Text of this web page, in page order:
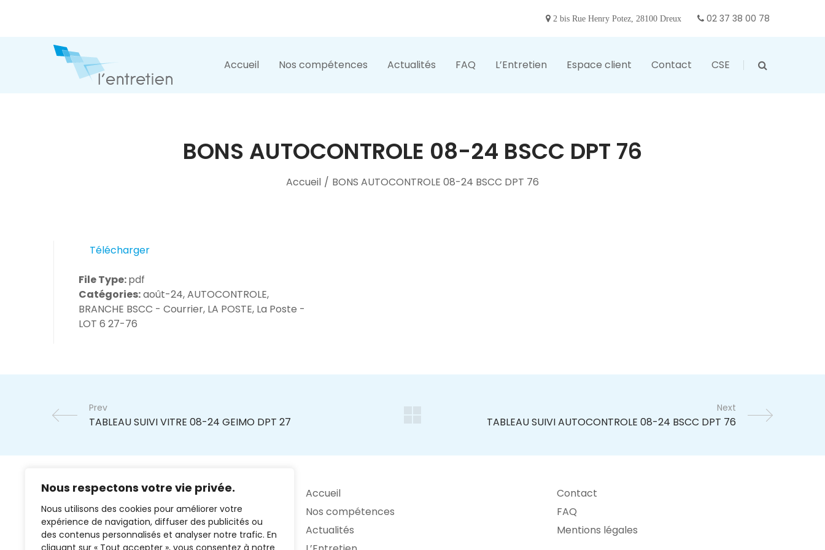
Nous respectons votre vie privée.
Nous utilisons des cookies pour améliorer votre
expérience de navigation, diffuser des publicités ou
des contenus personnalisés et analyser notre trafic. En
cliquant sur « Tout accepter », vous consentez à notre
2 bis Rue Henry Potez, 28100 Dreux 02 37 38 00 78
Accueil Nos compétences Actualités FAQ L’Entretien Espace client Contact CSE
BONS AUTOCONTROLE 08-24 BSCC DPT 76
Accueil / BONS AUTOCONTROLE 08-24 BSCC DPT 76
Télécharger
File Type:pdf
Catégories:août-24, AUTOCONTROLE,
BRANCHE BSCC - Courrier, LA POSTE, La Poste -
LOT 6 27-76
Prev Next
Accueil
Nos compétences
Actualités
Contact
FAQ
Mentions légales